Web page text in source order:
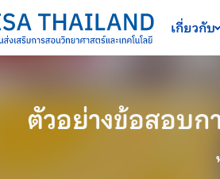
เกี่ยวกับ
ตัวอย่างข้อสอบก